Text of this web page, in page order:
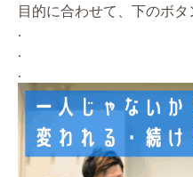
目的に合わせて、下のボ
.
.
.